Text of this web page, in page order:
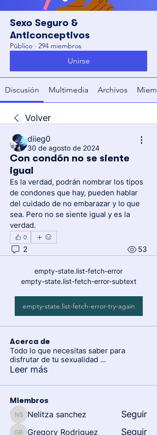
Sexo Seguro &
Anticonceptivos
Público · 294 miembros
Unirse
Discusión Multimedia Archivos
Volver
diieg0
30 de agosto de 2024
Con condón no se siente
igual
Es la verdad, podrán nombrar los tipos
de condones que hay, pueden hablar
del cuidado de no embarazar y lo que
sea. Pero no se siente igual y es la
verdad.
0
2 53
empty-state.list-fetch-error
empty-state.list-fetch-error-subtext
empty-state.list-fetch-error-try-again
Acerca de
Todo lo que necesitas saber para
disfrutar de tu sexualidad ...
Leer más
Miembros
Nelitza sanchez
Nelitza sanchez Seguir
Gregory Rodriguez Seguir